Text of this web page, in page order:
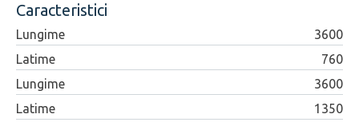
Caracteristici
Lungime
3600
Latime
760
Lungime
3600
Latime
1350